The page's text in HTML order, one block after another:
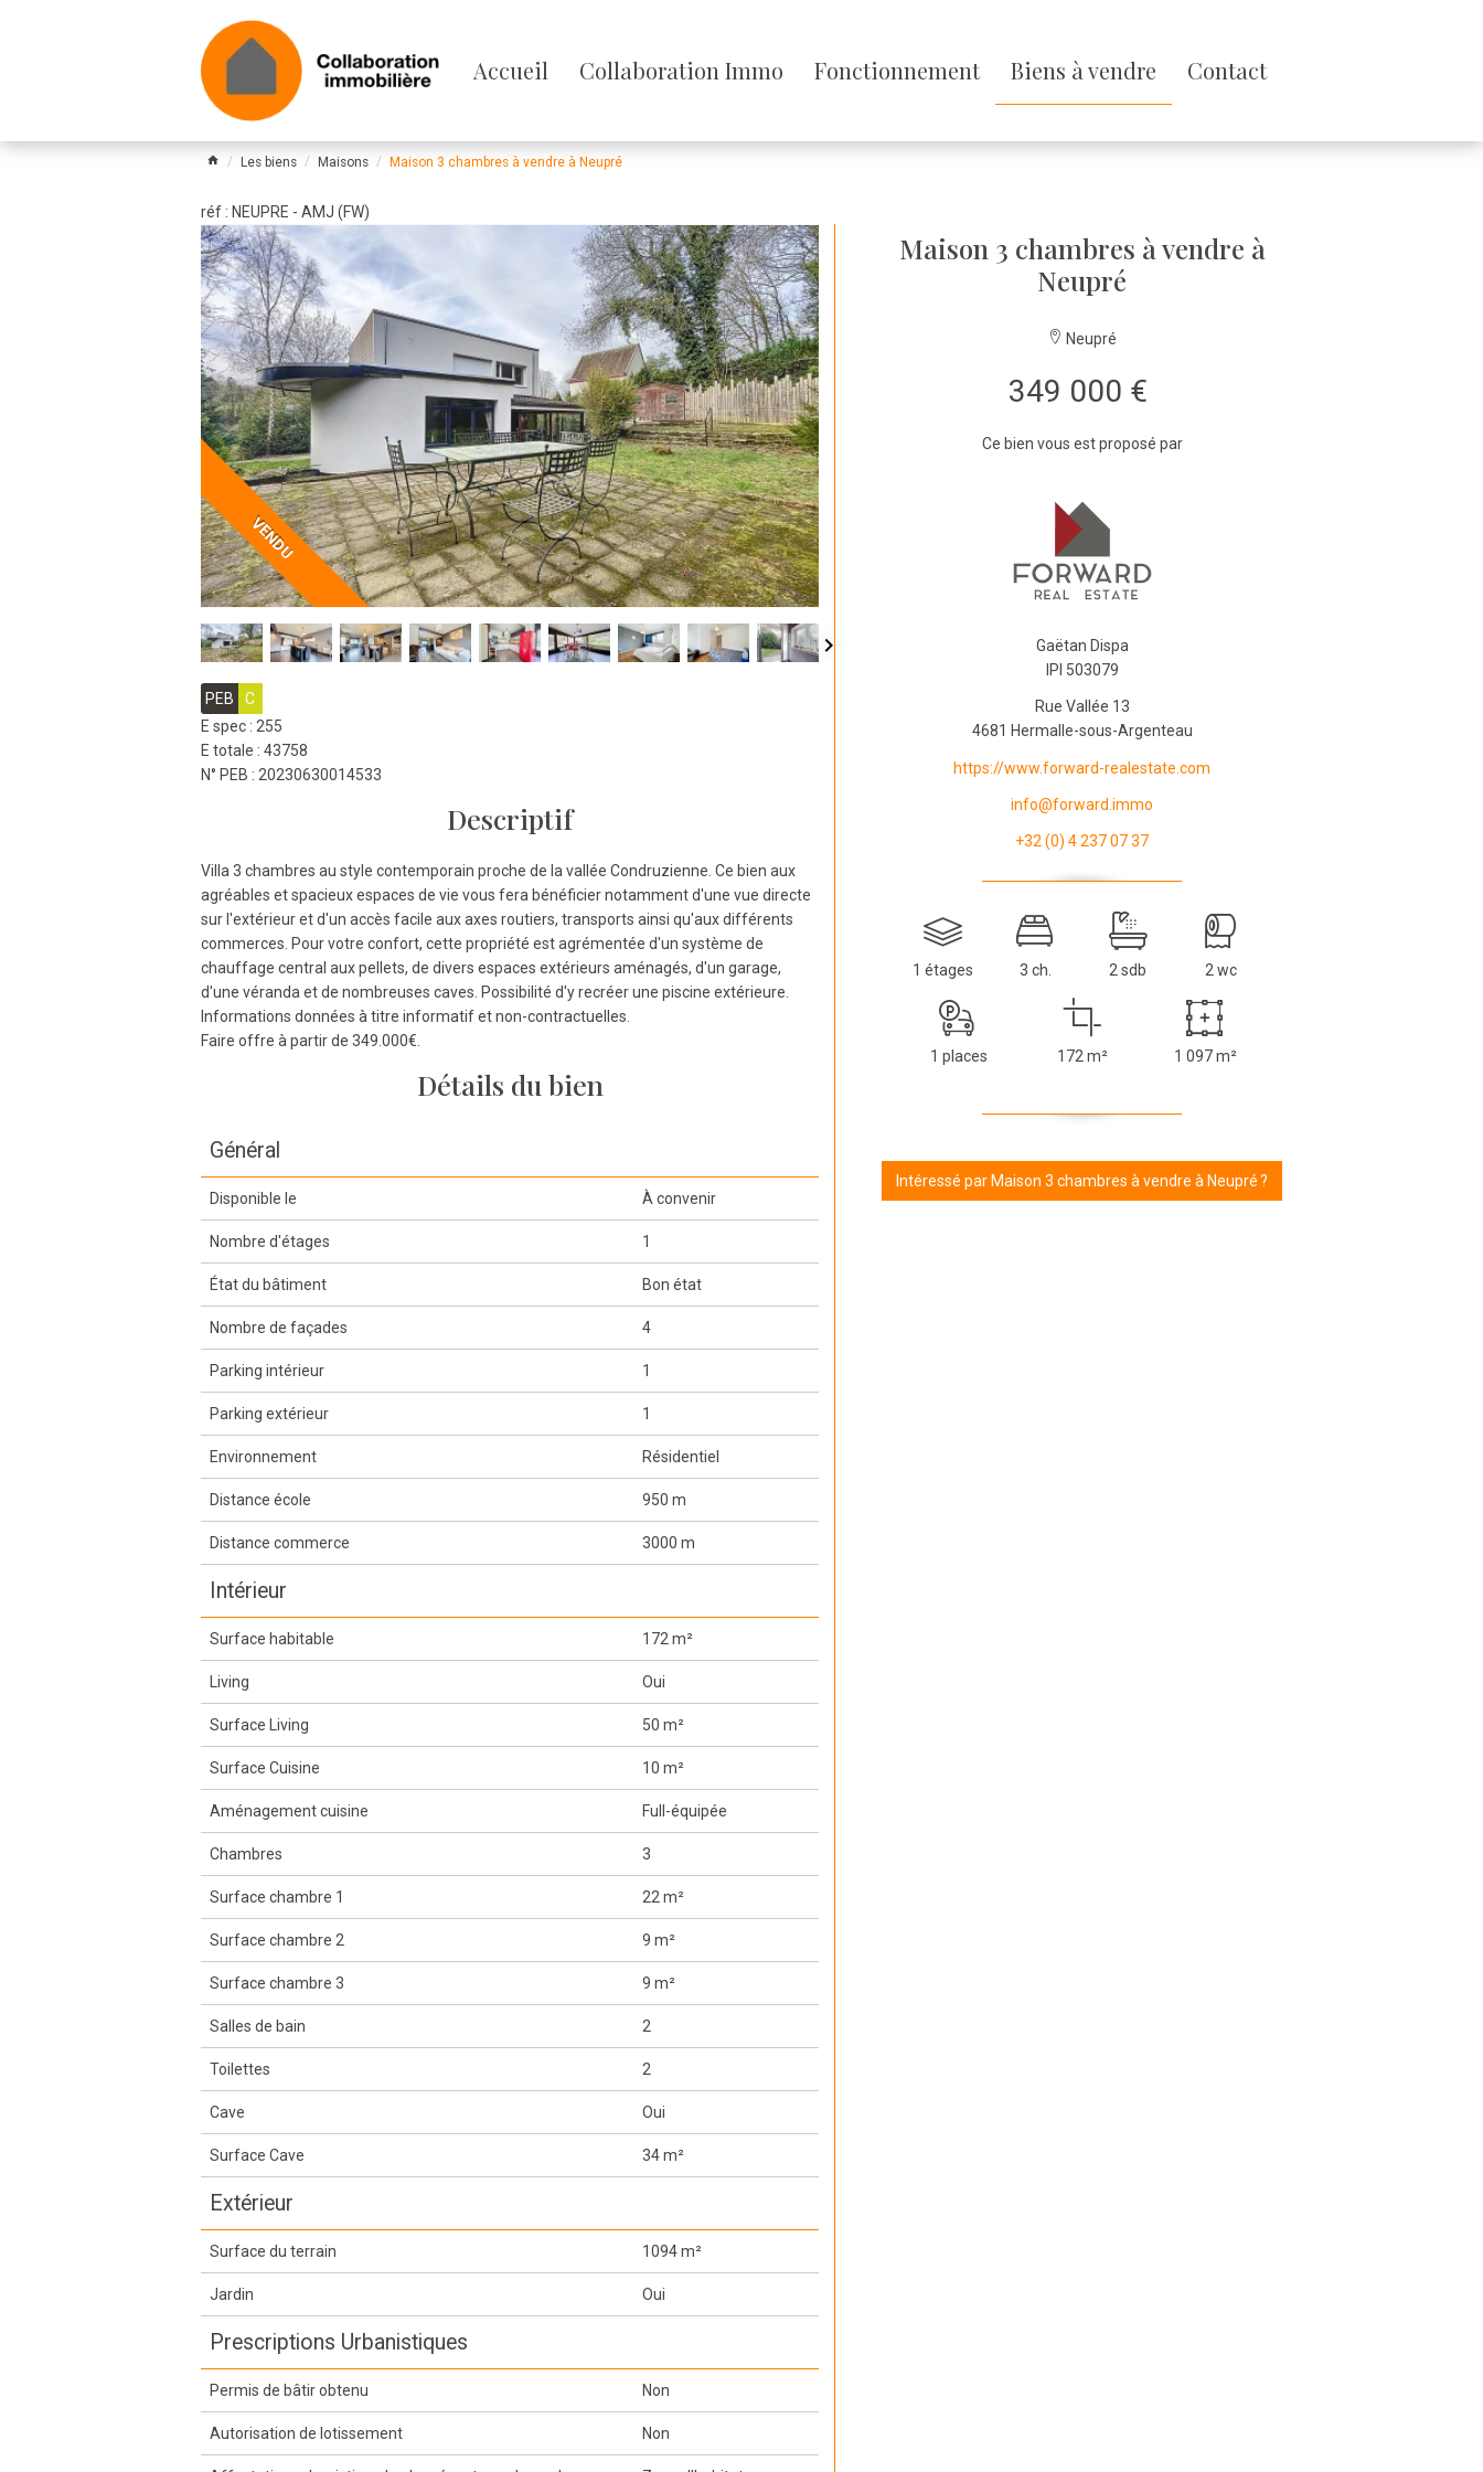
Passer
menu
Accueil Collaboration Immo Fonctionnement Biens à vendre Contact
Les biens Maisons Maison 3 chambres à vendre à Neupré
réf : NEUPRE - AMJ (FW)
VENDU
PEB
C
E spec : 255
E totale : 43758
N° PEB : 20230630014533
Descriptif
Villa 3 chambres au style contemporain proche de la vallée Condruzienne. Ce bien aux
agréables et spacieux espaces de vie vous fera bénéficier notamment d'une vue directe
sur l'extérieur et d'un accès facile aux axes routiers, transports ainsi qu'aux différents
commerces. Pour votre confort, cette propriété est agrémentée d'un système de
chauffage central aux pellets, de divers espaces extérieurs aménagés, d'un garage,
d'une véranda et de nombreuses caves. Possibilité d'y recréer une piscine extérieure.
Informations données à titre informatif et non-contractuelles.
Faire offre à partir de 349.000€.
Détails du bien
Général
Disponible le À convenir
Nombre d'étages 1
État du bâtiment Bon état
Nombre de façades 4
Parking intérieur 1
Parking extérieur 1
Environnement Résidentiel
Distance école 950 m
Distance commerce 3000 m
Intérieur
Surface habitable 172 m²
Living Oui
Surface Living 50 m²
Surface Cuisine 10 m²
Aménagement cuisine Full-équipée
Chambres 3
Surface chambre 1 22 m²
Surface chambre 2 9 m²
Surface chambre 3 9 m²
Salles de bain 2
Toilettes 2
Cave Oui
Surface Cave 34 m²
Extérieur
Surface du terrain 1094 m²
Jardin Oui
Prescriptions Urbanistiques
Permis de bâtir obtenu Non
Autorisation de lotissement Non
Maison 3 chambres à vendre à
Neupré
Neupré
349 000 €
Ce bien vous est proposé par
Gaëtan Dispa
IPI 503079
Rue Vallée 13
4681 Hermalle-sous-Argenteau
https://www.forward-realestate.com
info@forward.immo
+32 (0) 4 237 07 37
1 étages 3 ch. 2 sdb 2 wc
1 places 172 m² 1 097 m²
Intéressé par Maison 3 chambres à vendre à Neupré ?